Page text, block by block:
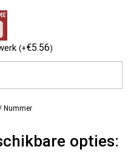
(+€5.56)
Nummer
opties: